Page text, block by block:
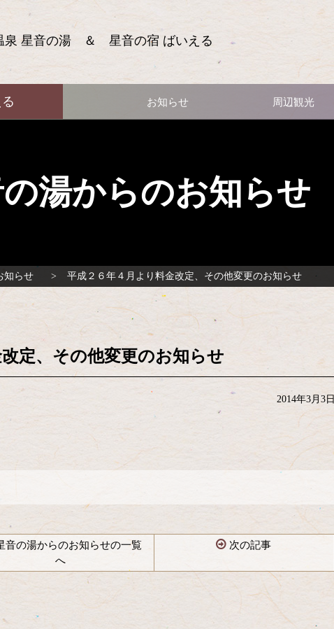
泉 星音の湯 ＆ 星音の宿 ばいえる
お知らせ 周辺観光
湯からのお知らせ
知らせ 平成２６年４月より料金改定、その他変更のお知らせ
定、その他変更のお知らせ
2014年3月3日
音の湯からのお知らせの一覧
へ
次の記事